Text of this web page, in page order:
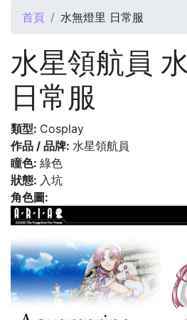
您在這裡
首頁 水無燈里 日常服
水星領航員
日常服
類型: Cosplay
作品 / 品牌: 水星領航員
瞳色: 綠色
狀態: 入坑
角色圖: